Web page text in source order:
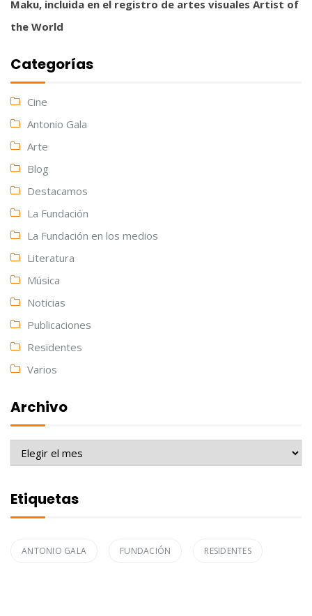
Maku, incluida en el registro de artes visuales Artist of
the World
Categorías
Cine
Antonio Gala
Arte
Blog
Destacamos
La Fundación
La Fundación en los medios
Literatura
Música
Noticias
Publicaciones
Residentes
Varios
Archivo
Archivo
Etiquetas
ANTONIO GALA FUNDACIÓN RESIDENTES